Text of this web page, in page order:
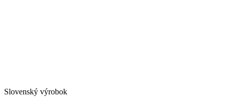
Slovenský výrobok